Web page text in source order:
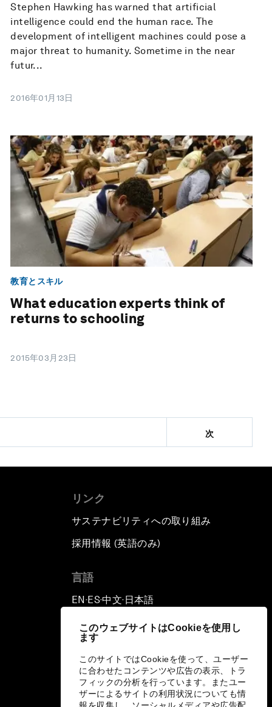
このウェブサイトはCookieを使用し
ます
このサイトではCookieを使って、ユーザー
に合わせたコンテンツや広告の表示、トラ
フィックの分析を行っています。またユー
ザーによるサイトの利用状況についても情
Stephen Hawking has warned that artificial
intelligence could end the human race. The
development of intelligent machines could pose a
major threat to humanity. Sometime in the near
futur...
2016年01月13日
教育とスキル
What education experts think of
returns to schooling
2015年03月23日
次
リンク
サステナビリティへの取り組み
採用情報 (英語のみ)
言語
EN ▪ES▪中文▪ 日本語